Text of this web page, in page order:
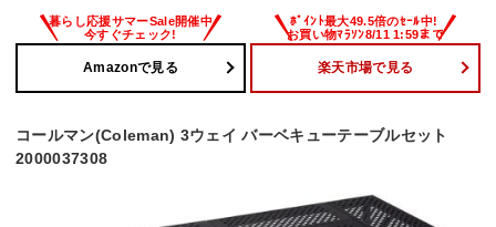
Amazonで見る 楽天市場で見る
コールマン(Coleman) 3ウェイ バーベキューテーブルセット
2000037308